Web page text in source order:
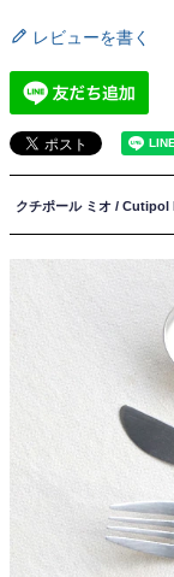
レビューを書く
クチポール ミオ / Cutipol